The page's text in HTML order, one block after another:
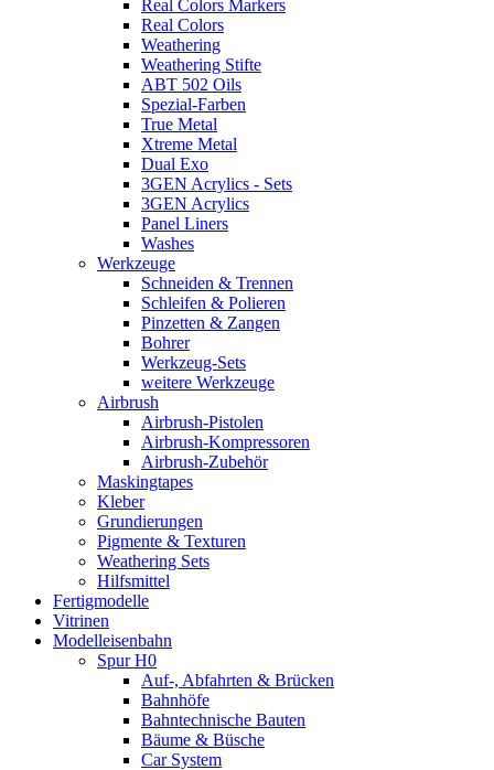
Real Colors Markers
Real Colors
Weathering
Weathering Stifte
ABT 502 Oils
Spezial-Farben
True Metal
Xtreme Metal
Dual Exo
3GEN Acrylics - Sets
3GEN Acrylics
Panel Liners
Washes
Werkzeuge
Schneiden & Trennen
Schleifen & Polieren
Pinzetten & Zangen
Bohrer
Werkzeug-Sets
weitere Werkzeuge
Airbrush
Airbrush-Pistolen
Airbrush-Kompressoren
Airbrush-Zubehör
Maskingtapes
Kleber
Grundierungen
Pigmente & Texturen
Weathering Sets
Hilfsmittel
Fertigmodelle
Vitrinen
Modelleisenbahn
Spur H0
Auf-, Abfahrten & Brücken
Bahnhöfe
Bahntechnische Bauten
Bäume & Büsche
Car System